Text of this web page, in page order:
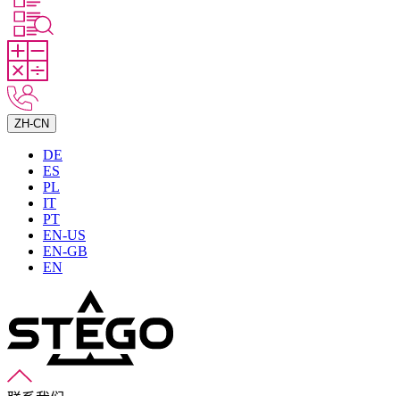
ZH-CN
DE
ES
PL
IT
PT
EN-US
EN-GB
EN